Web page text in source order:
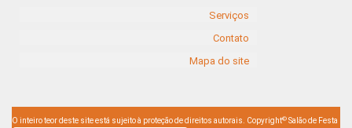
Serviços
Contato
Mapa do site
O inteiro teor deste site está sujeito à proteção de direitos autorais. Copyright© Salão de Festa